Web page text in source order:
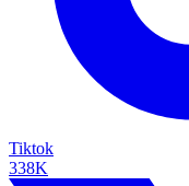
Tiktok
338K